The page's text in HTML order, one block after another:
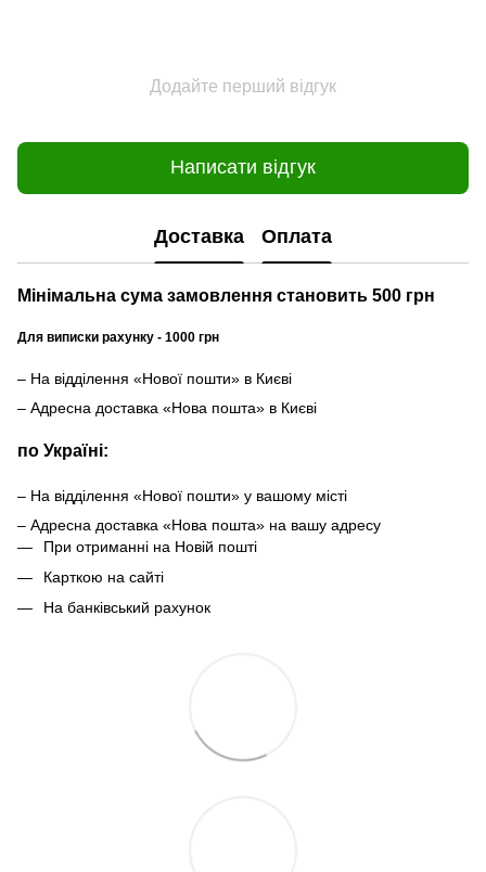
Додайте перший відгук
Написати відгук
Доставка Оплата
Мінімальна сума замовлення становить 500 грн
Для виписки рахунку - 1000 грн
– На відділення «Нової пошти» в Києві
– Адресна доставка «Нова пошта» в Києві
по Україні:
– На відділення «Нової пошти» у вашому місті
– Адресна доставка «Нова пошта» на вашу адресу
При отриманні на Новій пошті
Карткою на сайті
На банківський рахунок